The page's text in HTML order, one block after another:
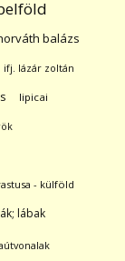
balázs
ifj. lázár zoltán
lipicai
- külföld
lábak